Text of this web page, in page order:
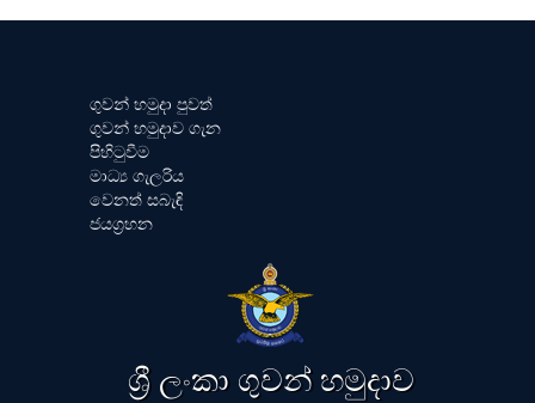
ගුවන් හමුදා පුවත්
ගුවන් හමුදාව ගැන
පිහිටුවීම
මාධ්‍ය ගැලරිය
වෙනත් සබැඳි
ජයග්‍රහන
ශ්‍රී ලංකා ගුවන් හමුදාව